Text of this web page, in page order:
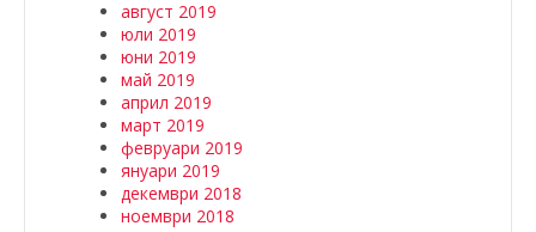
август 2019
юли 2019
юни 2019
май 2019
април 2019
март 2019
февруари 2019
януари 2019
декември 2018
ноември 2018